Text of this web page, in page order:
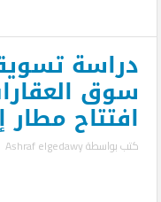
دراسة
سوق
افتتاح
كتب بواسطةAshraf elgedawy